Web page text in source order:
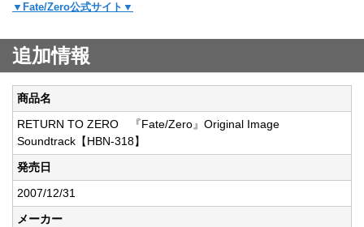
▼Fate/Zero公式サイト▼
追加情報
商品名
RETURN TO ZERO 『Fate/Zero』Original Image
Soundtrack【HBN-318】
発売日
2007/12/31
メーカー